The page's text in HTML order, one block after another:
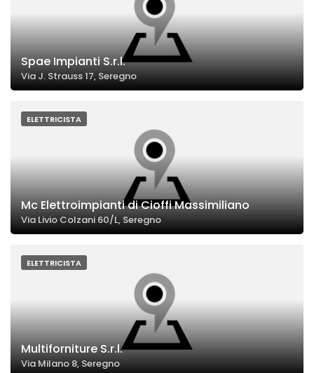
Spae Impianti S.r.l.
Via J. Strauss 17, Seregno
ELETTRICISTA
Mc Elettroimpianti di Cioffi Massimiliano
Via Livio Colzani 60/L, Seregno
ELETTRICISTA
Multiforniture S.r.l.
Via Milano 8, Seregno